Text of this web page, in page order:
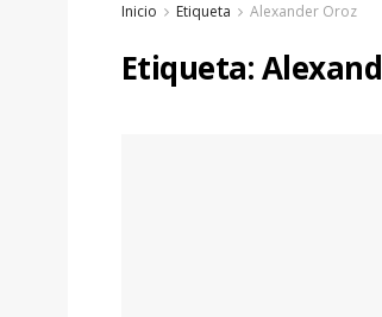
Inicio Etiqueta Alexander Oroz
Etiqueta: